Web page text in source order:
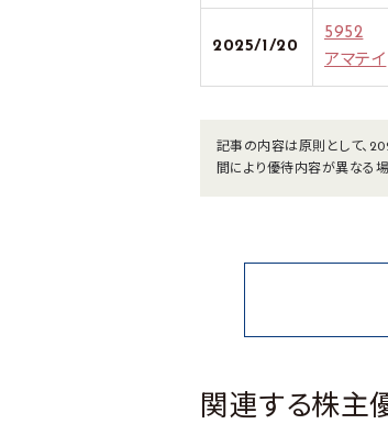
2025/1/20
5952
アマテイ
記事の内容は原則として、
間により優待内容が異なる
関連する株主